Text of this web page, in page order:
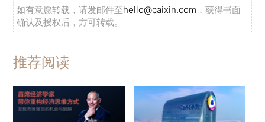
如有意愿转载，请发邮件至hello@caixin.com ，获得书面
确认及授权后，方可转载。
推荐阅读